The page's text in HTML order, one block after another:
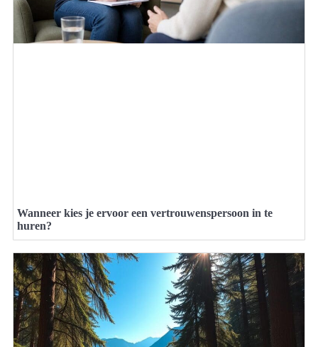
Wanneer kies je ervoor een vertrouwenspersoon in te
huren?